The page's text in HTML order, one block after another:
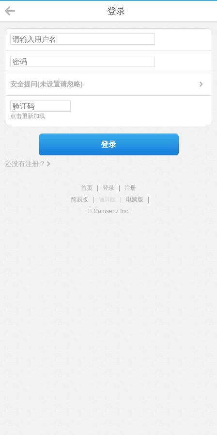
登录
安全提问(未设置请忽略)
点击重新加载
登录
还没有注册？
首页 登录
注册
简易版
触屏版 电脑版
© Comsenz Inc.